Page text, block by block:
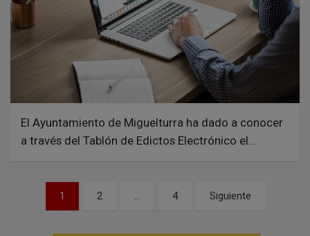
El Ayuntamiento de Miguelturra ha dado a conocer
a través del Tablón de Edictos Electrónico el…
1 2 … 4 Siguiente